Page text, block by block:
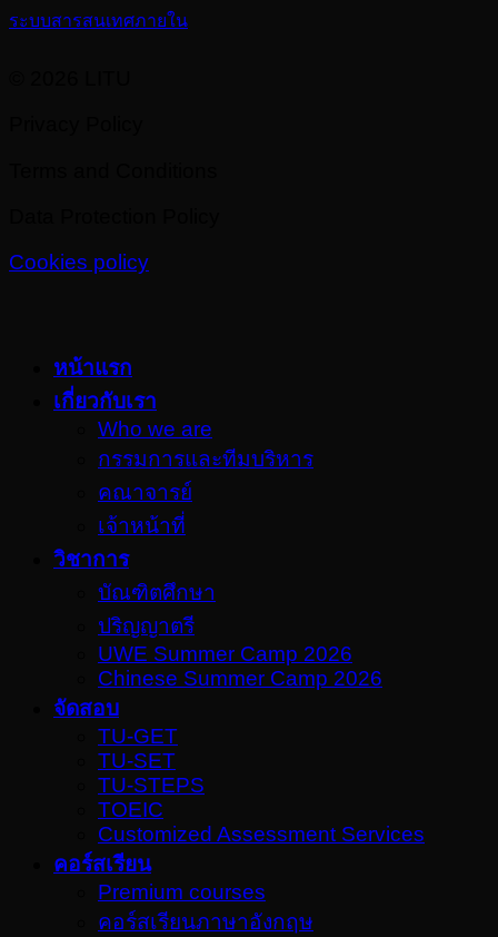
ระบบสารสนเทศภายใน
Cookies policy
หน้าแรก
เกี่ยวกับเรา
Who we are
กรรมการและทีมบริหาร
คณาจารย์
เจ้าหน้าที่
วิชาการ
บัณฑิตศึกษา
ปริญญาตรี
UWE Summer Camp 2026
Chinese Summer Camp 2026
จัดสอบ
TU-GET
TU-SET
TU-STEPS
TOEIC
Customized Assessment Services
คอร์สเรียน
Premium courses
คอร์สเรียนภาษาอังกฤษ